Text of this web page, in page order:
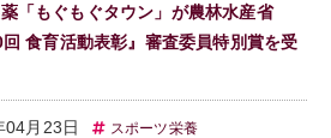
「もぐもぐタウン」が農林水産省
回 食育活動表彰』審査委員特別賞を受
04月23日 スポーツ栄養